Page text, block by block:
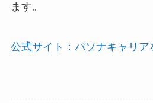
ます。
公式サイト：パソナキャリア